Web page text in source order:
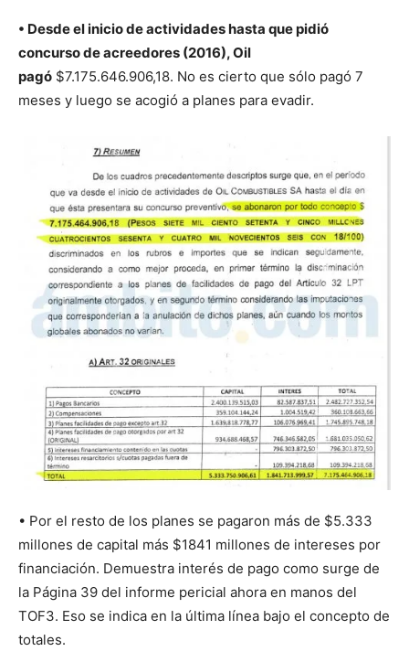
• Desde el inicio de actividades hasta que pidió
concurso de acreedores (2016), Oil
pagó $7.175.646.906,18. No es cierto que sólo pagó 7
meses y luego se acogió a planes para evadir.
• Por el resto de los planes se pagaron más de $5.333
millones de capital más $1841 millones de intereses por
financiación. Demuestra interés de pago como surge de
la Página 39 del informe pericial ahora en manos del
TOF3. Eso se indica en la última línea bajo el concepto de
totales.